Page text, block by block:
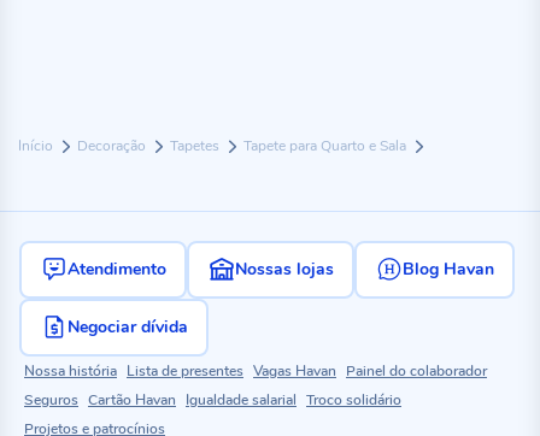
Início Decoração Tapetes Tapete para Quarto e Sala
Atendimento Nossas lojas Blog Havan
Negociar dívida
Nossa história Lista de presentes Vagas Havan
Painel do colaborador
Seguros Cartão Havan Igualdade salarial Troco solidário
Projetos e patrocínios